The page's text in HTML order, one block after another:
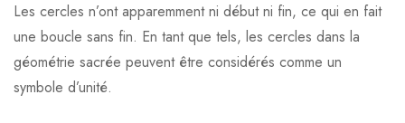
Les cercles n’ont apparemment ni début ni fin, ce qui en fait
une boucle sans fin. En tant que tels, les cercles dans la
géométrie sacrée peuvent être considérés comme un
symbole d’unité.